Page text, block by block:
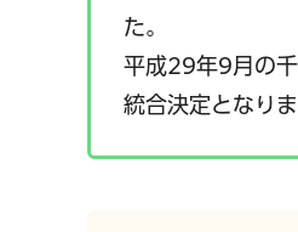
た。
平成29年9月の
統合決定となりま